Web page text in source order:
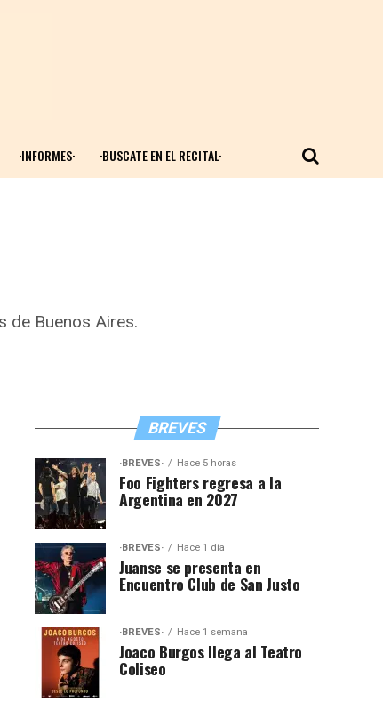
·INFORMES· ·BUSCATE EN EL RECITAL·
de Buenos Aires.
BREVES
·BREVES· Hace 5 horas
Foo Fighters regresa a la
Argentina en 2027
·BREVES· Hace 1 día
Juanse se presenta en
Encuentro Club de San Justo
·BREVES· Hace 1 semana
Joaco Burgos llega al Teatro
Coliseo